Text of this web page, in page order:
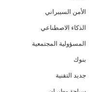
الأمن السيبراني
الذكاء الاصطناعي
المسؤولية المجتمعية
بنوك
جديد التقنية